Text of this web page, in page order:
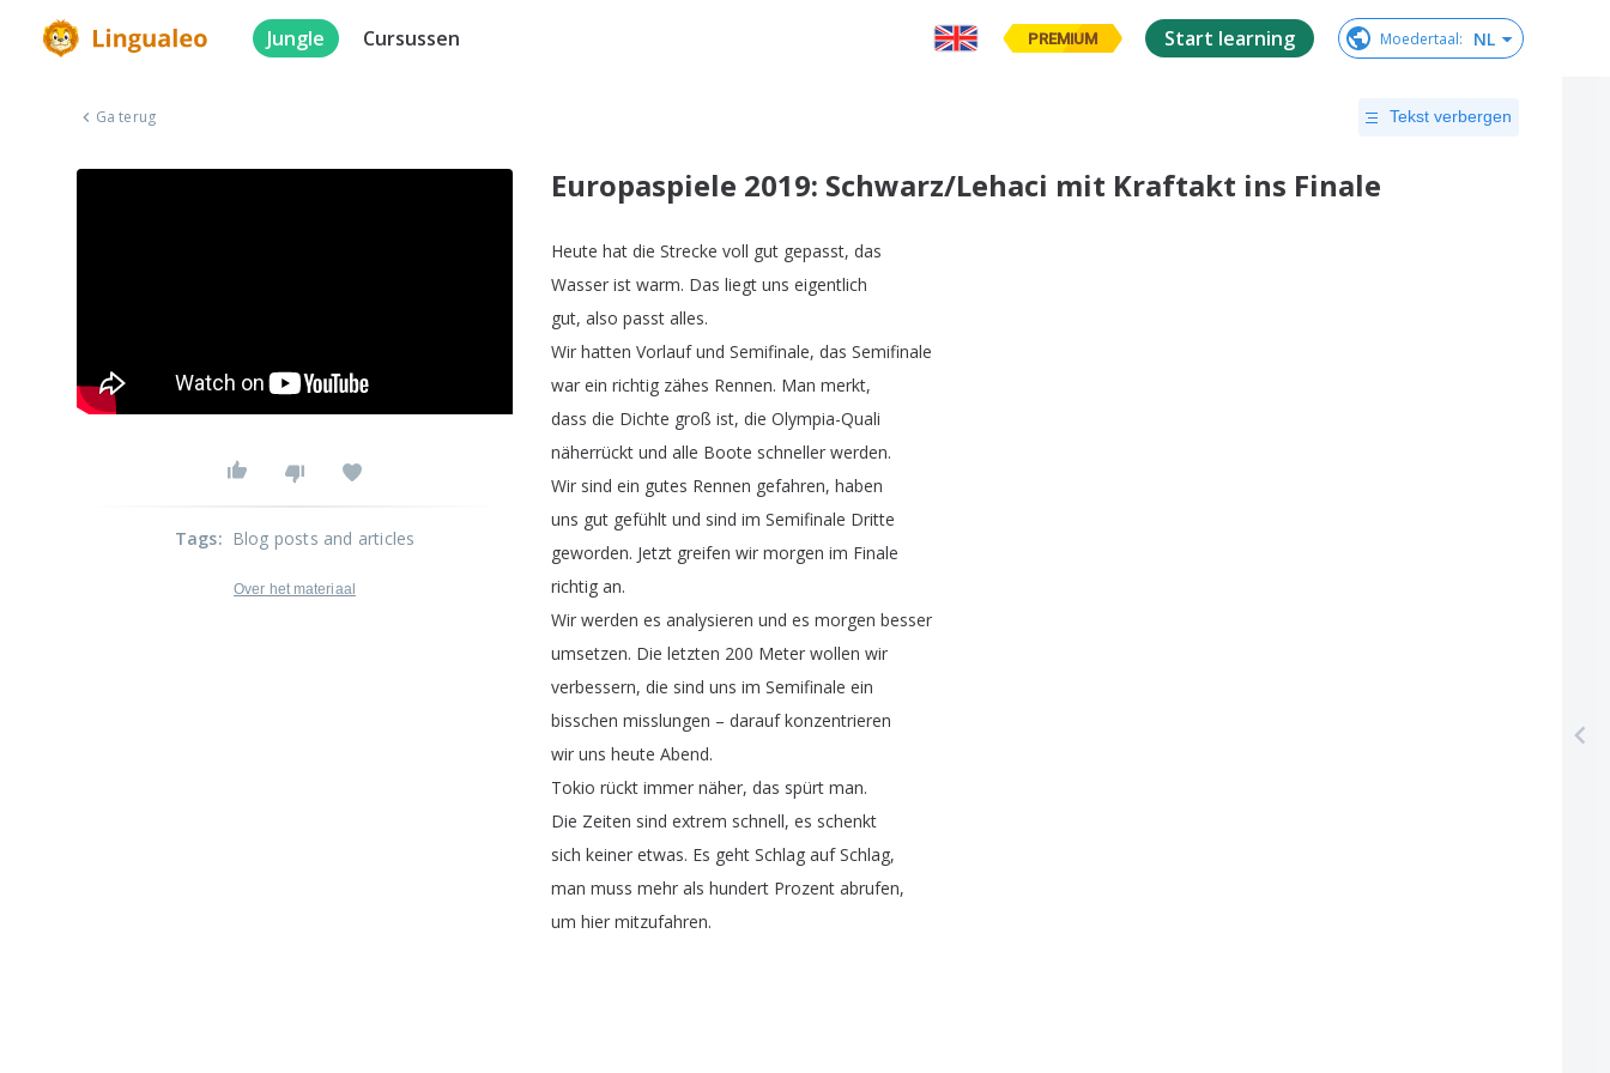
Jungle Cursussen PREMIUM Start learning Moedertaal: NL
Ga terug Tekst verbergen
Europaspiele 2019: Schwarz/Lehaci mit Kraftakt ins Finale
Heute hat die Strecke voll gut gepasst, das
Wasser ist warm. Das liegt uns eigentlich
gut, also passt alles.
Wir hatten Vorlauf und Semifinale, das Semifinale
war ein richtig zähes Rennen. Man merkt,
dass die Dichte groß ist, die Olympia-Quali
näherrückt und alle Boote schneller werden.
Wir sind ein gutes Rennen gefahren, haben
uns gut gefühlt und sind im Semifinale Dritte
geworden. Jetzt greifen wir morgen im Finale
richtig an.
Wir werden es analysieren und es morgen besser
umsetzen. Die letzten 200 Meter wollen wir
verbessern, die sind uns im Semifinale ein
bisschen misslungen – darauf konzentrieren
wir uns heute Abend.
Tokio rückt immer näher, das spürt man.
Die Zeiten sind extrem schnell, es schenkt
sich keiner etwas. Es geht Schlag auf Schlag,
man muss mehr als hundert Prozent abrufen,
um hier mitzufahren.
Tags: Blog posts and articles
Over het materiaal